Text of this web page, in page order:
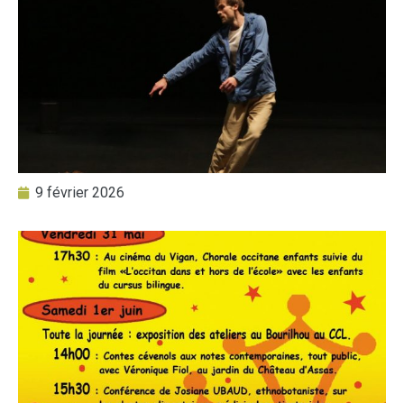
9 février 2026